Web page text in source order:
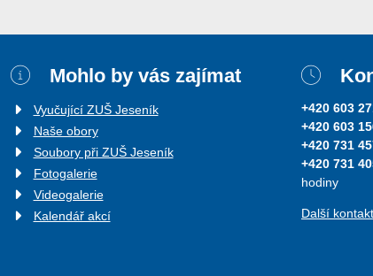
Mohlo by vás zajímat
Vyučující ZUŠ Jeseník
Naše obory
Soubory při ZUŠ Jeseník
Fotogalerie
Videogalerie
Kalendář akcí
+420 603
+420 603
+420 731
+420 731
hodiny
Další